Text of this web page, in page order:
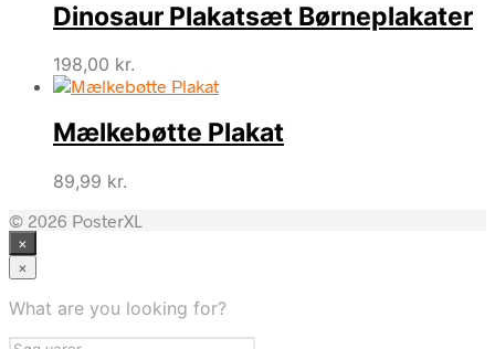
Dinosaur Plakatsæt Børneplakater
198,00 kr.
Mælkebøtte Plakat
89,99 kr.
© 2026 PosterXL
×
×
What are you looking for?